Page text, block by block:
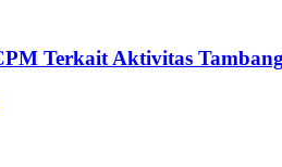
Terkait Aktivitas